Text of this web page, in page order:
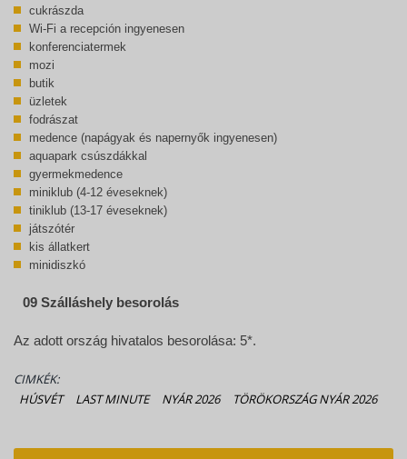
cukrászda
Wi-Fi a recepción ingyenesen
konferenciatermek
mozi
butik
üzletek
fodrászat
medence (napágyak és napernyők ingyenesen)
aquapark csúszdákkal
gyermekmedence
miniklub (4-12 éveseknek)
tiniklub (13-17 éveseknek)
játszótér
kis állatkert
minidiszkó
09 Szálláshely besorolás
Az adott ország hivatalos besorolása: 5*.
CIMKÉK:
HÚSVÉT
LAST MINUTE NYÁR 2026 TÖRÖKORSZÁG NYÁR 2026